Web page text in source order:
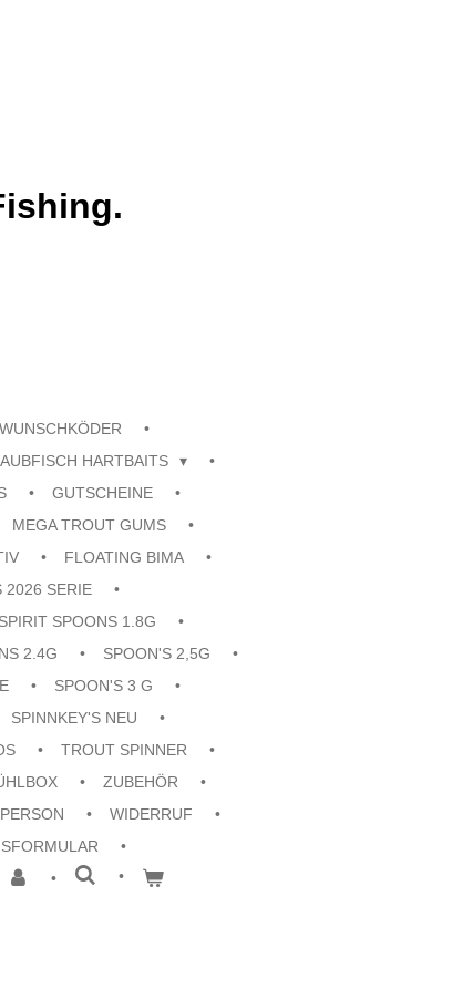
HARTBAITS
GUTSCHEINE
MEGA TROUT GUMS
FLOATING BIMA
2026 SERIE
SPOONS 1.8G
2.4G
SPOON'S 2,5G
SPOON'S 3 G
SPINNKEY'S NEU
TROUT SPINNER
ZUBEHÖR
WIDERRUF